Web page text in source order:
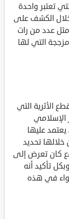
تعتبر واحدة
الكشف على
عدد من رات
التي لها
الأثرية التي
الإسلامي
عليها
خلالها تحديد
كان تعرض إلى
تأكيد أنه
سواء في هذه